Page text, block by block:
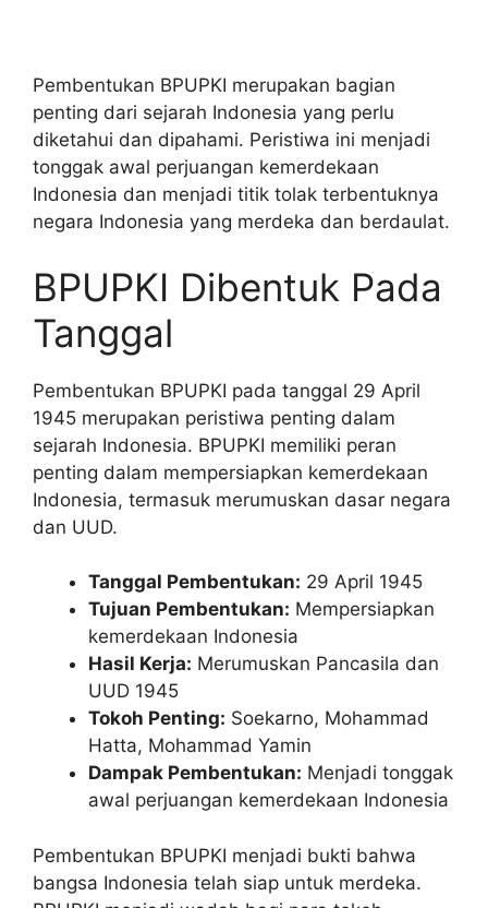
Pembentukan BPUPKI merupakan bagian
penting dari sejarah Indonesia yang perlu
diketahui dan dipahami. Peristiwa ini menjadi
tonggak awal perjuangan kemerdekaan
Indonesia dan menjadi titik tolak terbentuknya
negara Indonesia yang merdeka dan berdaulat.
BPUPKI Dibentuk Pada
Tanggal
Pembentukan BPUPKI pada tanggal 29 April
1945 merupakan peristiwa penting dalam
sejarah Indonesia. BPUPKI memiliki peran
penting dalam mempersiapkan kemerdekaan
Indonesia, termasuk merumuskan dasar negara
dan UUD.
Tanggal Pembentukan: 29 April 1945
Tujuan Pembentukan: Mempersiapkan
kemerdekaan Indonesia
Hasil Kerja: Merumuskan Pancasila dan
UUD 1945
Tokoh Penting: Soekarno, Mohammad
Hatta, Mohammad Yamin
Dampak Pembentukan: Menjadi tonggak
awal perjuangan kemerdekaan Indonesia
Pembentukan BPUPKI menjadi bukti bahwa
bangsa Indonesia telah siap untuk merdeka.